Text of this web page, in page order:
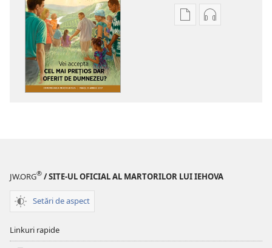
Opțiuni
mai
de
Opțiuni
cel
oferit
JW.ORG® / SITE-UL OFICIAL AL MARTORILOR LUI IEHOVA
Setări de aspect
Linkuri rapide